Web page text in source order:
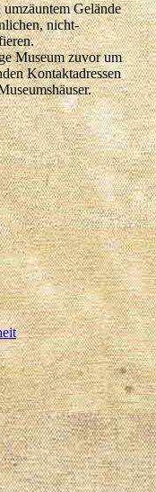
Gelände
nicht-
Museum zuvor um
Kontaktadressen